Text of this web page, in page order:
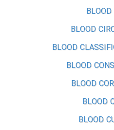
BLOOD
BLOOD
BLOOD
BLOOD
BLOOD
BLOOD